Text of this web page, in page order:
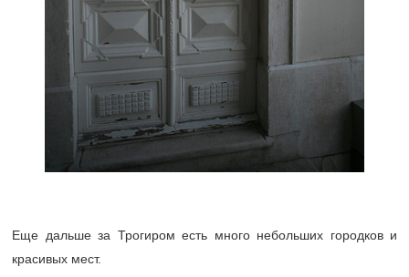
Еще дальше за Трогиром есть много небольших городков и
красивых мест.